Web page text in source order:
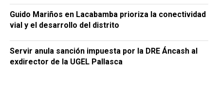
Guido Mariños en Lacabamba prioriza la conectividad
vial y el desarrollo del distrito
Servir anula sanción impuesta por la DRE Áncash al
exdirector de la UGEL Pallasca